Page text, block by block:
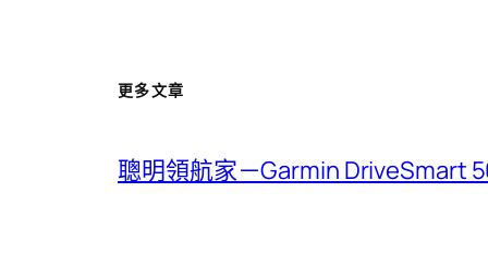
更多文章
聰明領航家－Garmin DriveSmart